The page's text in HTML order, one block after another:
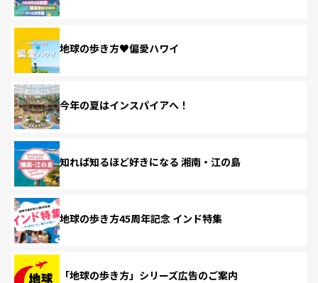
地球の歩き方♥偏愛ハワイ
今年の夏はインスパイアへ！
知れば知るほど好きになる 湘南・江の島
地球の歩き方45周年記念 インド特集
「地球の歩き方」シリーズ広告のご案内